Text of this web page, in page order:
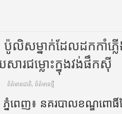
ប៉ូលិសម្នាក់ដែលដកកាំភ្ល
រជម្លោះក្នុងវង់ផឹកស៊ី
ព័ត៌មានជាតិ, ព័ត៌មានថ្មី
ភ្នំពេញ៖ នគរបាលខណ្ឌពោ